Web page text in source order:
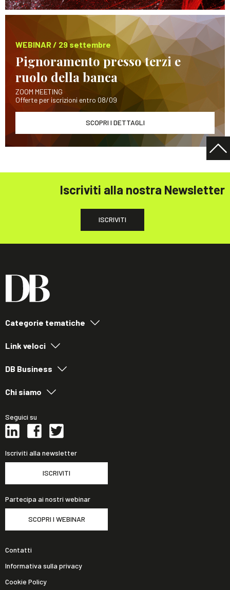
WEBINAR / 29 settembre
Pignoramento presso terzi e
ruolo della banca
ZOOM MEETING
Offerte per iscrizioni entro 08/09
SCOPRI I DETTAGLI
Iscriviti alla nostra Newsletter
ISCRIVITI
Categorie tematiche
Link veloci
DB Business
Chi siamo
Seguici su
Iscriviti alla newsletter
ISCRIVITI
Partecipa ai nostri webinar
SCOPRI I WEBINAR
Contatti
Informativa sulla privacy
Cookie Policy